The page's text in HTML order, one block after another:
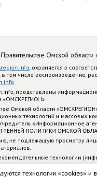
технологии «cookies» и
Омской
, охраняется в
том числе воспроизведение,
представлены
«ОМСКРЕГИОН»
Омской области
технологий и массовых
«Информационное
ПОЛИТИКИ ОМСКОЙ
не подлежащую просмотру
технологии
систематизации и анализа
территории Российской